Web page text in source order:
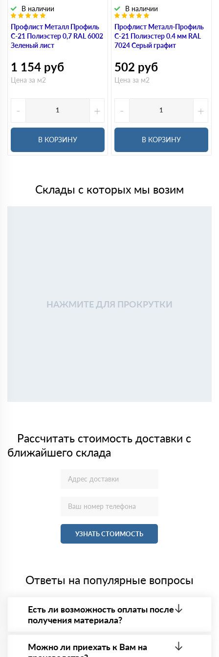
Профлист Металл Профиль
С-21 Полиэстер 0,7 RAL 6002
Зеленый лист
В наличии
1 154 руб
Цена за м2
- +
В КОРЗИНУ
Профлист Металл-Профиль
С-21 Полиэстер 0.4 мм RAL
7024 Серый графит
В наличии
502 руб
Цена за м2
- +
В КОРЗИНУ
Склады с которых мы возим
НАЖМИТЕ ДЛЯ ПРОКРУТКИ
Рассчитать стоимость доставки с
ближайшего склада
УЗНАТЬ СТОИМОСТЬ
Ответы на популярные вопросы
Есть ли возможность оплаты после
получения материала?
- оплата по факту получения товара. При этом,
если доставленный товар был ненадлежащего
Можно ли приехать к Вам на